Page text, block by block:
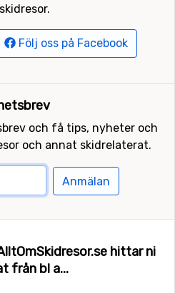
Följ oss på Facebook
och få tips, nyheter och
och annat skidrelaterat.
Anmälan
hittar ni
från bl a...